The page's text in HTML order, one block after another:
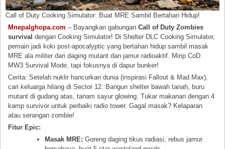
Call of Duty Cooking Simulator: Buat MRE Sambil Bertahan Hidup!
Mnepalghopa.com – Bayangkan gabunganCall of Duty Zombies
survival dengan Cooking Simulator! Di Shelter DLC Cooking Simulator,
pemain jadi koki post-apocalyptic yang bertahan hidup sambil masak
MRE ala militer dari daging mutant dan jamur radioaktif. Mirip CoD
MW3 Survival Mode, tapi fokusnya di dapur bunker!
Cerita: Setelah nuklir hancurkan dunia (inspirasi Fallout & Mad Max),
cari keluarga hilang di Sector 12. Bangun shelter bawah tanah, buru
mutant di gudang atas, tanam sayur glowing. Tukar makanan dengan 4
kamp survivor untuk perbaiki radio tower. Gagal masak? Kelaparan
atau serangan zombie!
Fitur Epic:
Masak MRE: Goreng daging tikus radiasi, rebus jamur